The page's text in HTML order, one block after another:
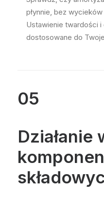
płynnie, bez
Ustawienie twardości
dostosowane do
05